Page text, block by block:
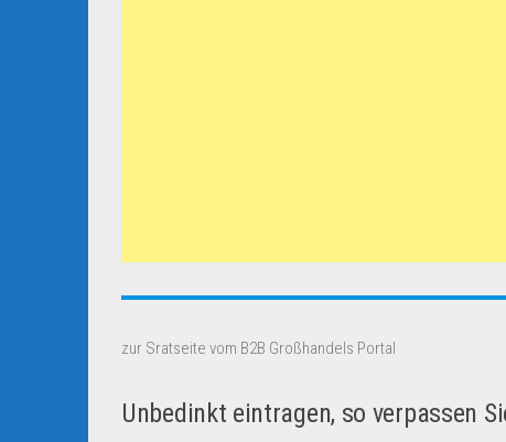
zur Sratseite vom B2B Großhandels Portal
Unbedinkt eintragen, so verpassen